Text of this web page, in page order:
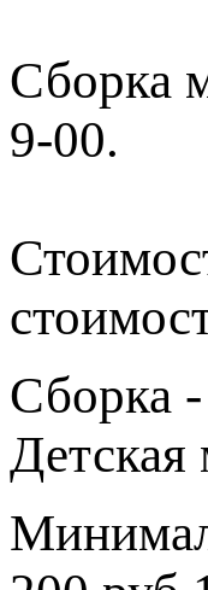
Сборка
9-00.
Сборка
Детская